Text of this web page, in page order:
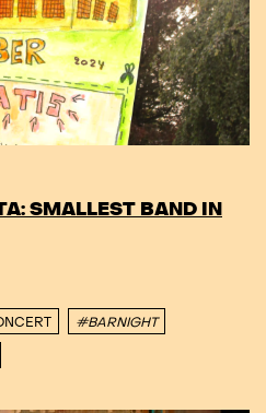
SMALLEST BAND IN
#BARNIGHT